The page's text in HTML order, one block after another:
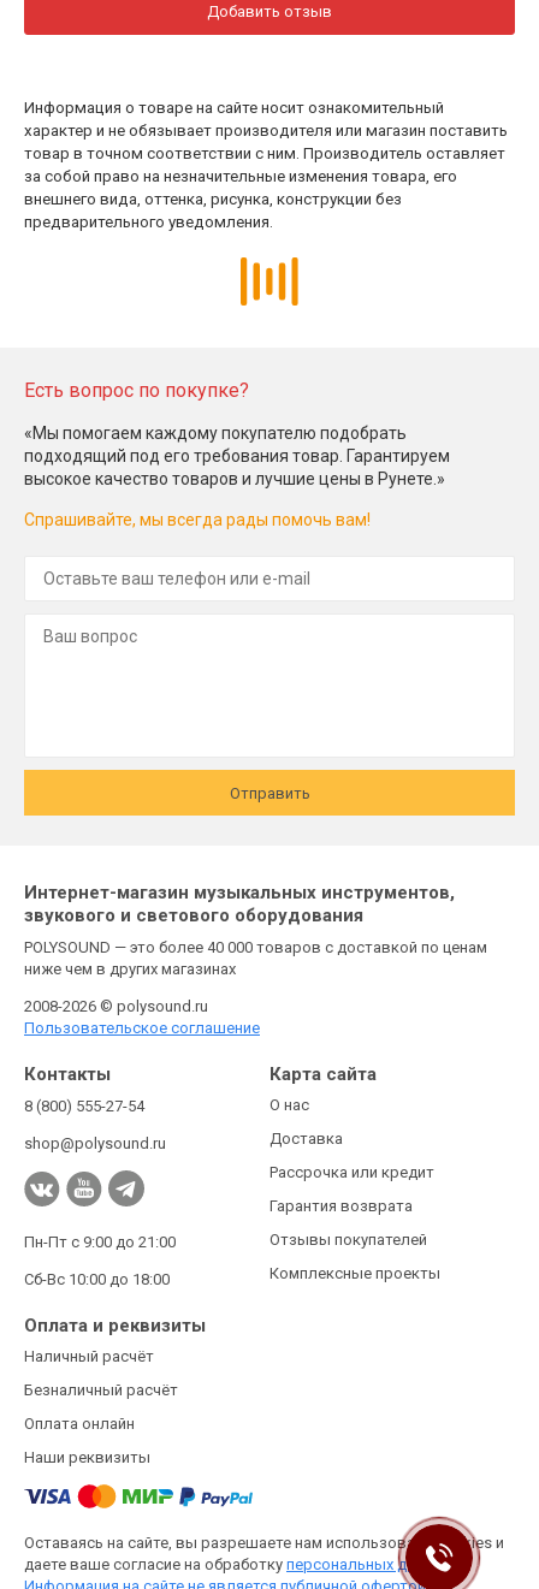
Добавить отзыв
Информация о товаре на сайте носит ознакомительный
характер и не обязывает производителя или магазин поставить
товар в точном соответствии с ним. Производитель оставляет
за собой право на незначительные изменения товара, его
внешнего вида, оттенка, рисунка, конструкции без
предварительного уведомления.
Есть вопрос по покупке?
«Мы помогаем каждому покупателю подобрать
подходящий под его требования товар. Гарантируем
высокое качество товаров и лучшие цены в Рунете.»
Спрашивайте, мы всегда рады помочь вам!
Отправить
Интернет-магазин музыкальных инструментов,
звукового и светового оборудования
POLYSOUND — это более 40 000 товаров с доставкой по ценам
ниже чем в других магазинах
2008-2026 © polysound.ru
Пользовательское соглашение
Контакты
8 (800) 555-27-54
shop@polysound.ru
Пн-Пт с 9:00 до 21:00
Сб-Вс 10:00 до 18:00
Карта сайта
О нас
Доставка
Рассрочка или кредит
Гарантия возврата
Отзывы покупателей
Комплексные проекты
Оплата и реквизиты
Наличный расчёт
Безналичный расчёт
Оплата онлайн
Наши реквизиты
Оставаясь на сайте, вы разрешаете нам использовать cookies и
даете ваше согласие на обработку персональных данных.